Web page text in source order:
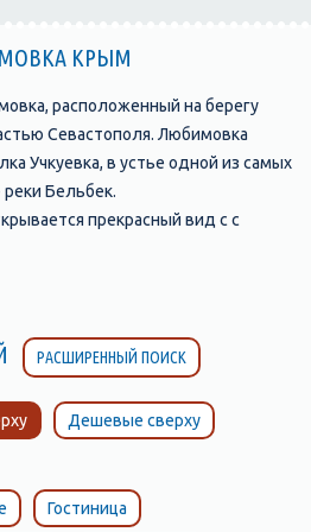
КРЫМ
расположенный на берегу
Севастополя. Любимовка
Учкуевка, в устье одной из самых
Бельбек.
прекрасный вид с с
стоит православная церковь.
Только здесь производят
протяжённостью более
две части, так как он расположен
Бельбек. Пляж с обеих сторон
пляжи. Это излюбленное
РАСШИРЕННЫЙ ПОИСК
Дешевые сверху
Гостиница